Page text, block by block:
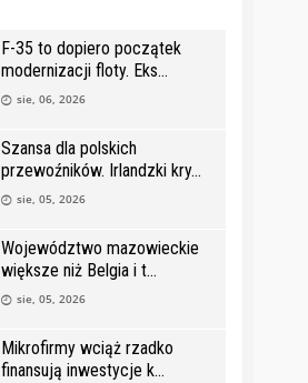
F-35 to dopiero początek
modernizacji floty. Eks
sie, 06, 2026
Szansa dla polskich
przewoźników. Irlandzki kry
sie, 05, 2026
Województwo mazowieckie
większe niż Belgia i t
sie, 05, 2026
Mikrofirmy wciąż rzadko
finansują inwestycje k